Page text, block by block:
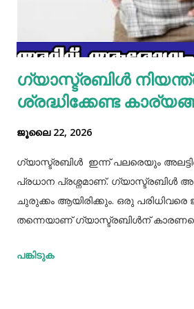
മല്ലിയില എന്നിവ ചേർത്തൊരു മിക്സ്‌
ഒരു പാനിൽ കുറച്ച് നെയ്യ് തടവിയ
ഗ്യാസ്ട്രബിൾ
ശ്രദ്ധിക്കേണ്ട
ജൂലൈ 22, 2026
ഗ്യാസ്ട്രബിൾ ഇന്ന് പലരെയും
പ്രധാന പ്രശ്നമാണ്. ഗ്യാസ്ട്രബിൾ
ചുരുക്കം ആയിരിക്കും. ഒരു
തന്നെയാണ് ഗ്യാസ്ട്രബിൾന്
കഴിക്കൽ, ഭക്ഷണം ചവച്ചരച്ച്
പങ്കിടുക